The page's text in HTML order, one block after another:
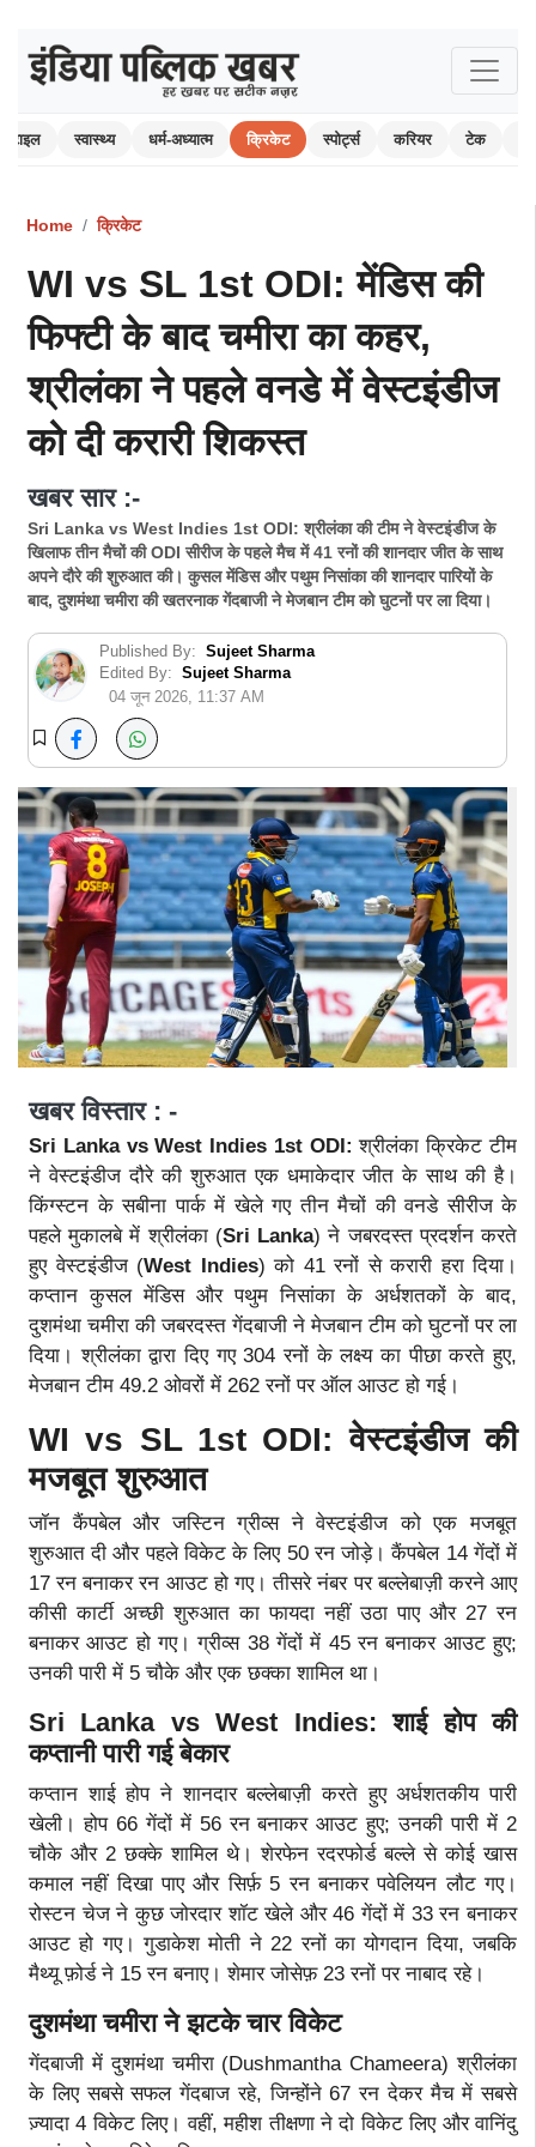
स्वास्थ्य धर्म-अध्यात्म क्रिकेट स्पोर्ट्स करियर टेक
Home क्रिकेट
WI vs SL 1st ODI: मेंडिस की
फिफ्टी के बाद चमीरा का कहर,
श्रीलंका ने पहले वनडे में वेस्टइंडीज
को दी करारी शिकस्त
खबर सार :-
Sri Lanka vs West Indies 1st ODI: श्रीलंका की टीम ने वेस्टइंडीज के
खिलाफ तीन मैचों की ODI सीरीज के पहले मैच में 41 रनों की शानदार जीत के साथ
अपने दौरे की शुरुआत की। कुसल मेंडिस और पथुम निसांका की शानदार पारियों के
बाद, दुशमंथा चमीरा की खतरनाक गेंदबाजी ने मेजबान टीम को घुटनों पर ला दिया।
Published By: Sujeet Sharma
Edited By: Sujeet Sharma
04 जून 2026, 11:37 AM
खबर विस्तार : -
Sri Lanka vs West Indies 1st ODI:श्रीलंका क्रिकेट टीम
ने वेस्टइंडीज दौरे की शुरुआत एक धमाकेदार जीत के साथ की है।
किंग्स्टन के सबीना पार्क में खेले गए तीन मैचों की वनडे सीरीज के
पहले मुकालबे में श्रीलंका (Sri Lanka) ने जबरदस्त प्रदर्शन करते
हुए वेस्टइंडीज (West Indies) को 41 रनों से करारी हरा दिया।
कप्तान कुसल मेंडिस और पथुम निसांका के अर्धशतकों के बाद,
दुशमंथा चमीरा की जबरदस्त गेंदबाजी ने मेजबान टीम को घुटनों पर ला
दिया। श्रीलंका द्वारा दिए गए 304 रनों के लक्ष्य का पीछा करते हुए,
मेजबान टीम 49.2 ओवरों में 262 रनों पर ऑल आउट हो गई।
WI vs SL 1st ODI: वेस्टइंडीज की
मजबूत शुरुआत
जॉन कैंपबेल और जस्टिन ग्रीव्स ने वेस्टइंडीज को एक मजबूत
शुरुआत दी और पहले विकेट के लिए 50 रन जोड़े। कैंपबेल 14 गेंदों में
17 रन बनाकर रन आउट हो गए। तीसरे नंबर पर बल्लेबाज़ी करने आए
कीसी कार्टी अच्छी शुरुआत का फायदा नहीं उठा पाए और 27 रन
बनाकर आउट हो गए। ग्रीव्स 38 गेंदों में 45 रन बनाकर आउट हुए;
उनकी पारी में 5 चौके और एक छक्का शामिल था।
Sri Lanka vs West Indies: शाई होप की
कप्तानी पारी गई बेकार
कप्तान शाई होप ने शानदार बल्लेबाज़ी करते हुए अर्धशतकीय पारी
खेली। होप 66 गेंदों में 56 रन बनाकर आउट हुए; उनकी पारी में 2
चौके और 2 छक्के शामिल थे। शेरफेन रदरफोर्ड बल्ले से कोई खास
कमाल नहीं दिखा पाए और सिर्फ़ 5 रन बनाकर पवेलियन लौट गए।
रोस्टन चेज ने कुछ जोरदार शॉट खेले और 46 गेंदों में 33 रन बनाकर
आउट हो गए। गुडाकेश मोती ने 22 रनों का योगदान दिया, जबकि
मैथ्यू फ़ोर्ड ने 15 रन बनाए। शेमार जोसेफ़ 23 रनों पर नाबाद रहे।
दुशमंथा चमीरा ने झटके चार विकेट
गेंदबाजी में दुशमंथा चमीरा (Dushmantha Chameera) श्रीलंका
के लिए सबसे सफल गेंदबाज रहे, जिन्होंने 67 रन देकर मैच में सबसे
ज़्यादा 4 विकेट लिए। वहीं, महीश तीक्षणा ने दो विकेट लिए और वानिंदु